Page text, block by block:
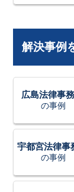
解決事例
広島法律事
の事例
宇都宮法律事
の事例